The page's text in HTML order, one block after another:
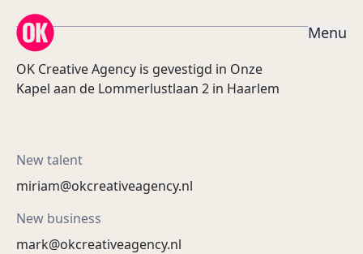
OK Creative Agency
Menu
OK Creative Agency is gevestigd in Onze
Kapel aan de Lommerlustlaan 2 in Haarlem
New talent
miriam@okcreativeagency.nl
New business
mark@okcreativeagency.nl